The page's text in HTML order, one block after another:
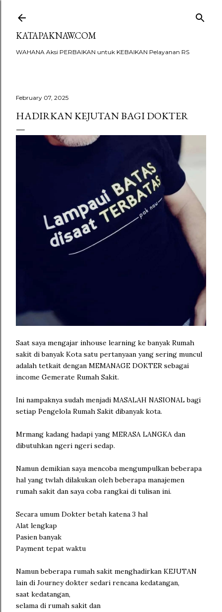
KATAPAKNAW.COM
WAHANA Aksi PERBAIKAN untuk KEBAIKAN Pelayanan RS
February 07, 2025
HADIRKAN KEJUTAN BAGI DOKTER
Saat saya mengajar inhouse learning ke banyak Rumah
sakit di banyak Kota satu pertanyaan yang sering muncul
adalah tetkait dengan MEMANAGE DOKTER sebagai
income Gemerate Rumah Sakit.
Ini nampaknya sudah menjadi MASALAH NASIONAL bagi
setiap Pengelola Rumah Sakit dibanyak kota.
Mrmang kadang hadapi yang MERASA LANGKA dan
dibutuhkan ngeri ngeri sedap.
Namun demikian saya mencoba mengumpulkan beberapa
hal yang twlah dilakukan oleh beberapa manajemen
rumah sakit dan saya coba rangkai di tulisan ini.
Secara umum Dokter betah katena 3 hal
Alat lengkap
Pasien banyak
Payment tepat waktu
Namun beberapa rumah sakit menghadirkan KEJUTAN
lain di Journey dokter sedari rencana kedatangan,
saat kedatangan,
selama di rumah sakit dan